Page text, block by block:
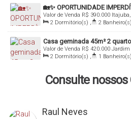
Útil: 45.00m² , Terreno: 80.00
🏡✨ OPORTUNIDADE
R$ 390.000
Valor de Venda
Brasil
2 Dormitório(s) , 2 Banheiro(s)
Sala(s) , 1 ~ 2 Suíte(s) , Total:
Casa geminada 45m² 2
Barra Velha - SC
R$ 420.000
Valor de Venda
Jardim
Catarina, Brasil
2 Dormitório(s) , 1 Banheiro(s)
Consulte
Raul Neves